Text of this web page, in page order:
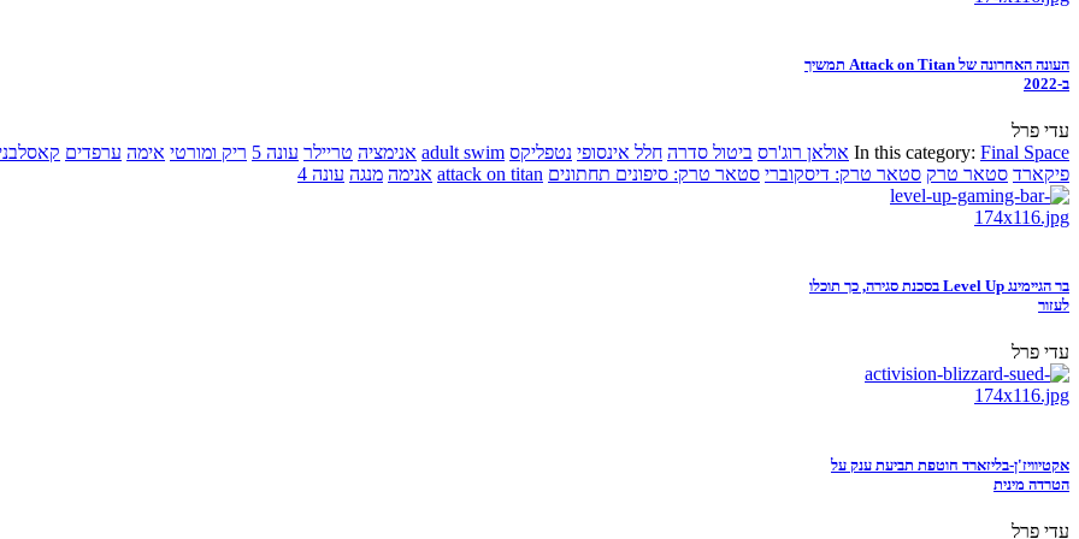
העונה האחרונה של Attack on Titan תמשיך
ב-2022
עדי פרל
In this category: Final Space אולאן רוג'רס ביטול סדרה חלל אינסופי נטפליקס adult swim אנימציה טריילר עונה 5 ריק ומורטי אימה ערפדים
פיקארד סטאר טרק סטאר טרק: דיסקוברי סטאר טרק: סיפונים תחתונים attack on titan אנימה מנגה עונה 4
בר הגיימינג Level Up בסכנת סגירה, כך תוכלו
לעזור
עדי פרל
אקטיוויז'ן-בליזארד חוטפת תביעת ענק על
הטרדה מינית
עדי פרל